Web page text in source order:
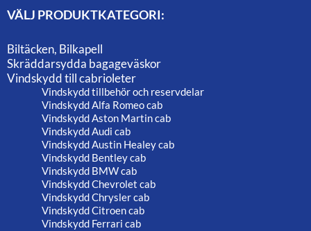
VÄLJ PRODUKTKATEGORI:
Biltäcken, Bilkapell
Skräddarsydda bagageväskor
Vindskydd till cabrioleter
Vindskydd tillbehör och reservdelar
Vindskydd Alfa Romeo cab
Vindskydd Aston Martin cab
Vindskydd Audi cab
Vindskydd Austin Healey cab
Vindskydd Bentley cab
Vindskydd BMW cab
Vindskydd Chevrolet cab
Vindskydd Chrysler cab
Vindskydd Citroen cab
Vindskydd Ferrari cab